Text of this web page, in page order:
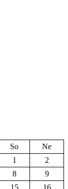
So
Ne
1
2
8
9
15
16